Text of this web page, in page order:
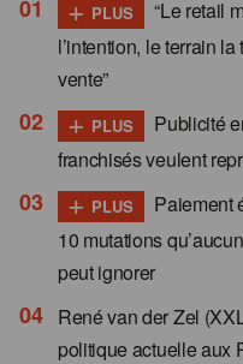
+ PLUS
“Le retail
l’intention, le terrain
vente”
+ PLUS
Publicité
franchisés veulent
+ PLUS
Paiement
10 mutations
peut ignorer
René van der Zel
politique actuelle aux